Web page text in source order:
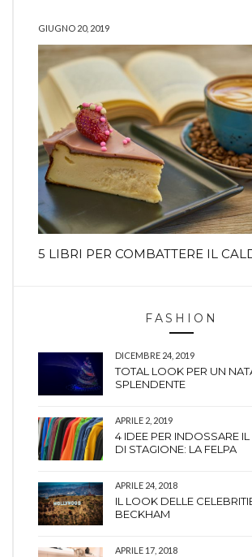
GIUGNO 20, 2019
5 LIBRI PER COMBATTERE IL
FASHION
DICEMBRE 24, 2019
TOTAL LOOK PER UN
SPLENDENTE
APRILE 2, 2019
4 IDEE PER INDOSSARE
DI STAGIONE: LA FELPA
APRILE 24, 2018
IL LOOK DELLE
BECKHAM
APRILE 17, 2018